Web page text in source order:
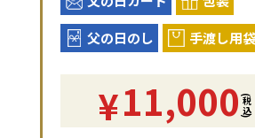
父の日のし
手渡し用袋
¥11,000(税込)